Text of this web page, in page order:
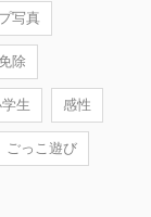
写真
除
生 感性
ごっこ遊び